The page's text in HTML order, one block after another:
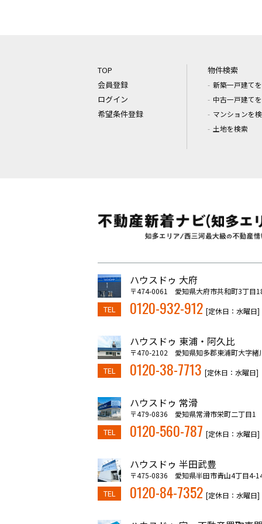
TOP
会員登録
ログイン
希望条件登録
物件検索
新築一戸建て
中古一戸建て
マンションを
土地を検索
ハウスドゥ 大府
〒474-0061 愛知県大府市共和町3丁目
TEL 0120-932-912 [定休日：水曜日]
ハウスドゥ 東浦・阿久比
〒470-2102 愛知県知多郡東浦町大字緒
TEL 0120-38-7713 [定休日：水曜日]
ハウスドゥ 常滑
〒479-0836 愛知県常滑市栄町二丁目1
TEL 0120-560-787 [定休日：水曜日]
ハウスドゥ 半田武豊
〒475-0836 愛知県半田市青山4丁目4-
TEL 0120-84-7352 [定休日：水曜日]